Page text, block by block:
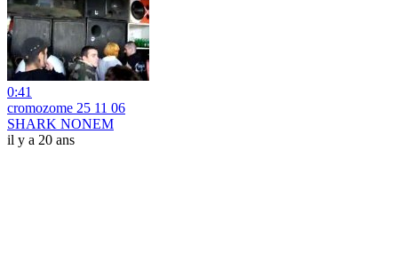
0:41
cromozome 25 11 06
SHARK NONEM
il y a 20 ans